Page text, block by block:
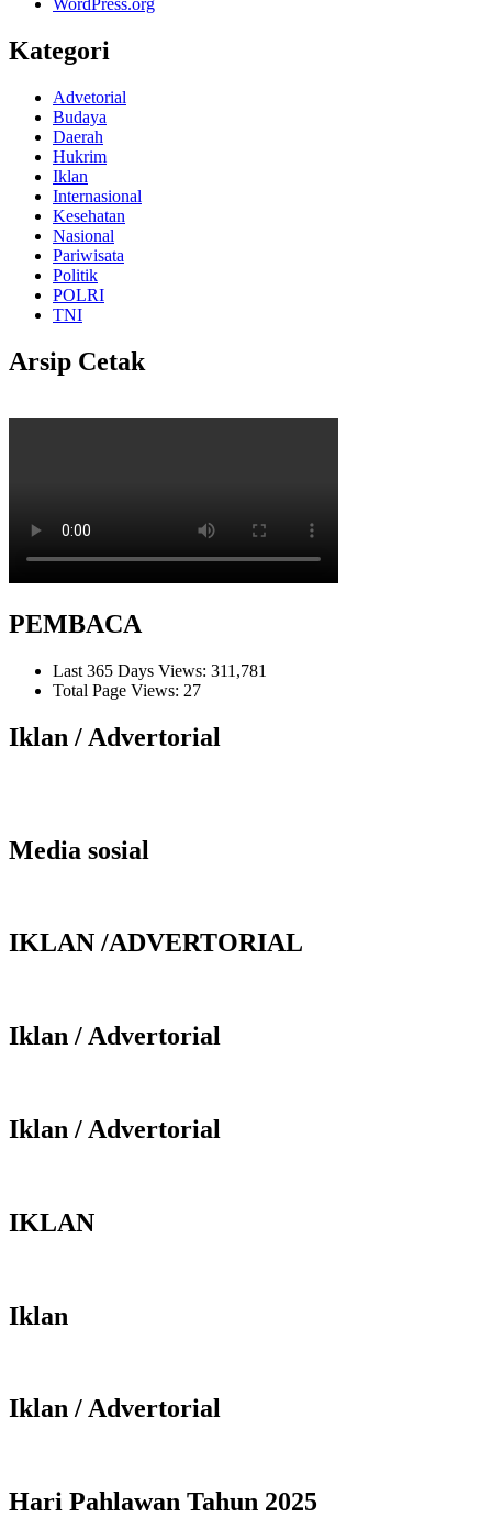
WordPress.org
Kategori
Advetorial
Budaya
Daerah
Hukrim
Iklan
Internasional
Kesehatan
Nasional
Pariwisata
Politik
POLRI
TNI
Arsip Cetak
PEMBACA
Last 365 Days Views: 311,781
Total Page Views: 27
Iklan / Advertorial
Media sosial
IKLAN /ADVERTORIAL
Iklan / Advertorial
Iklan / Advertorial
IKLAN
Iklan
Iklan / Advertorial
Hari Pahlawan Tahun 2025